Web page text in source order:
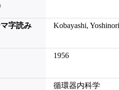
字読み Kobayashi,
1956
循環器内科学